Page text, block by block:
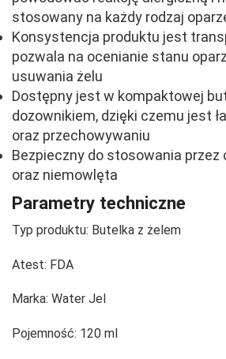
stosowany na każdy rodzaj
Konsystencja produktu jest
pozwala na ocenianie stanu
usuwania żelu
Dostępny jest w kompaktowej
dozownikiem, dzięki czemu jest
oraz przechowywaniu
Bezpieczny do stosowania przez
oraz niemowlęta
Parametry techniczne
Typ produktu: Butelka z żelem
Atest: FDA
Marka: Water Jel
Pojemność: 120 ml